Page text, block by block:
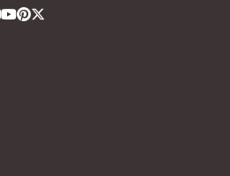
Facebook
Facebook
Facebook